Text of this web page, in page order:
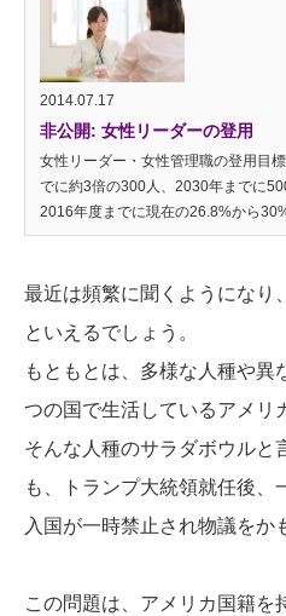
2014.07.17
非公開: 女性リーダーの登用
女性リーダー・女性管理職の登用目
でに約3倍の300人、2030年ま
2016年度までに現在の26.8%か
最近は頻繁に聞くようになり
といえるでしょう。
もともとは、多様な人種や異
つの国で生活しているアメリ
そんな人種のサラダボウルと
も、トランプ大統領就任後、
入国が一時禁止され物議をか
この問題は、アメリカ国籍を